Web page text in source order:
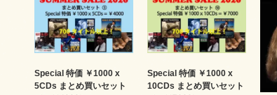
Special 特価 ￥1000 x
5CDs まとめ買いセット
Special 特価 ￥1000 x
10CDs まとめ買いセット